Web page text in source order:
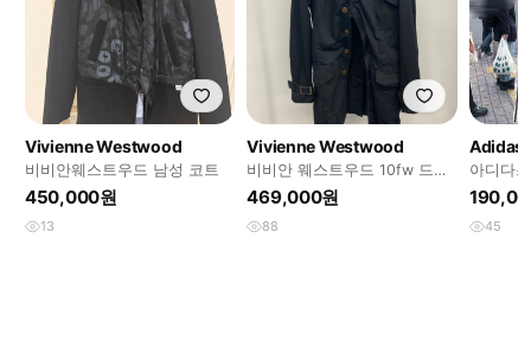
Vivienne Westwood
비비안웨스트우드 남성 코트
450,000원
13
Vivienne Westwood
비비안 웨스트우드 10fw 드렁
큰 트렌치 코트
469,000원
88
Adidas
아디다
트 새상
45